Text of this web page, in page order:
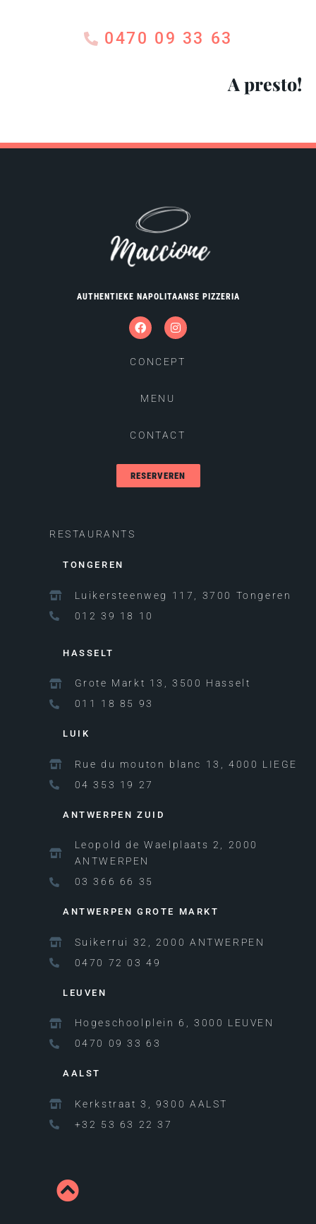
0470 09 33 63
A presto!
AUTHENTIEKE NAPOLITAANSE PIZZERIA
CONCEPT
MENU
CONTACT
RESERVEREN
RESTAURANTS
TONGEREN
Luikersteenweg 117, 3700 Tongeren
012 39 18 10
HASSELT
Grote Markt 13, 3500 Hasselt
011 18 85 93
LUIK
Rue du mouton blanc 13, 4000 LIEGE
04 353 19 27
ANTWERPEN ZUID
Leopold de Waelplaats 2, 2000
ANTWERPEN
03 366 66 35
ANTWERPEN GROTE MARKT
Suikerrui 32, 2000 ANTWERPEN
0470 72 03 49
LEUVEN
Hogeschoolplein 6, 3000 LEUVEN
0470 09 33 63
AALST
Kerkstraat 3, 9300 AALST
+32 53 63 22 37